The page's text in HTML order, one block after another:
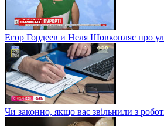
Егор Гордеев и Неля Шовкопляс про
Чи законно, якщо вас звільнили з